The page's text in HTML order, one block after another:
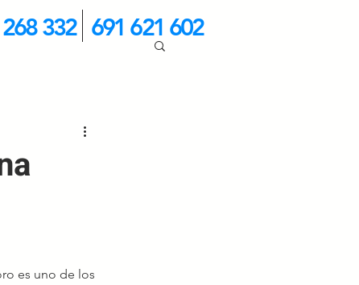
332 691 621 602
es uno de los